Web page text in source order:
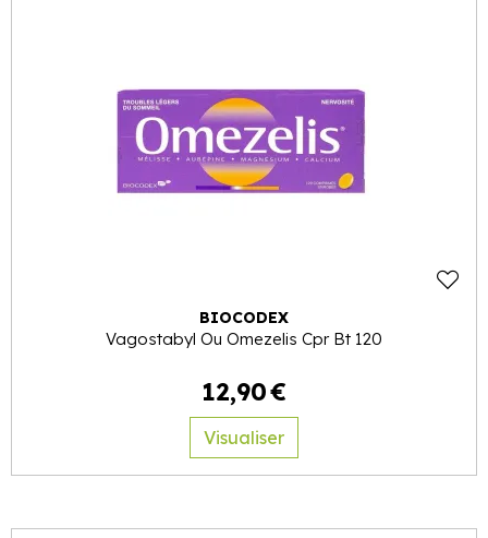
BIOCODEX
Vagostabyl Ou Omezelis Cpr Bt 120
12,90€
Visualiser